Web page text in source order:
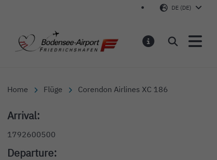
DE (DE)
Bodensee-Airport
Suchen
Home Flüge Corendon Airlines XC 186
Arrival:
1792600500
Departure: